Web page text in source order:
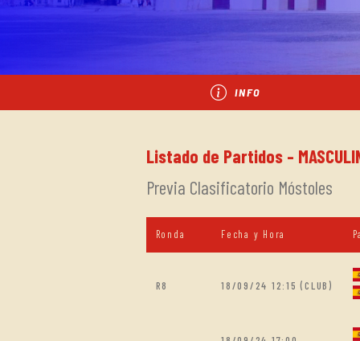
INFO
Listado de Partidos -
Previa Clasificatorio Móstoles
Ronda Fecha y Hora
R8 18/09/24 12:15 (CLUB)